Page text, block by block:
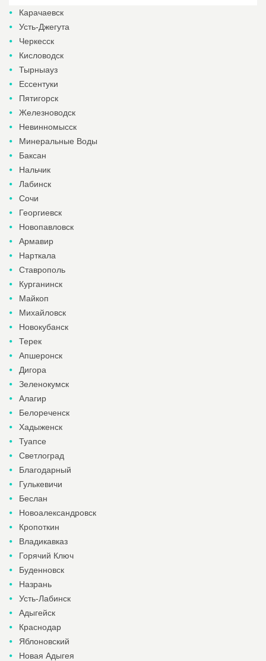
Карачаевск
Усть-Джегута
Черкесск
Кисловодск
Тырныауз
Ессентуки
Пятигорск
Железноводск
Невинномысск
Минеральные Воды
Баксан
Нальчик
Лабинск
Сочи
Георгиевск
Новопавловск
Армавир
Нарткала
Ставрополь
Курганинск
Майкоп
Михайловск
Новокубанск
Терек
Апшеронск
Дигора
Зеленокумск
Алагир
Белореченск
Хадыженск
Туапсе
Светлоград
Благодарный
Гулькевичи
Беслан
Новоалександровск
Кропоткин
Владикавказ
Горячий Ключ
Буденновск
Назрань
Усть-Лабинск
Адыгейск
Краснодар
Яблоновский
Новая Адыгея